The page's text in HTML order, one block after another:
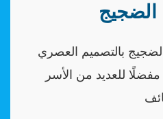
الضجيج
بالتصميم العصري
مفضلًا للعديد من الأسر